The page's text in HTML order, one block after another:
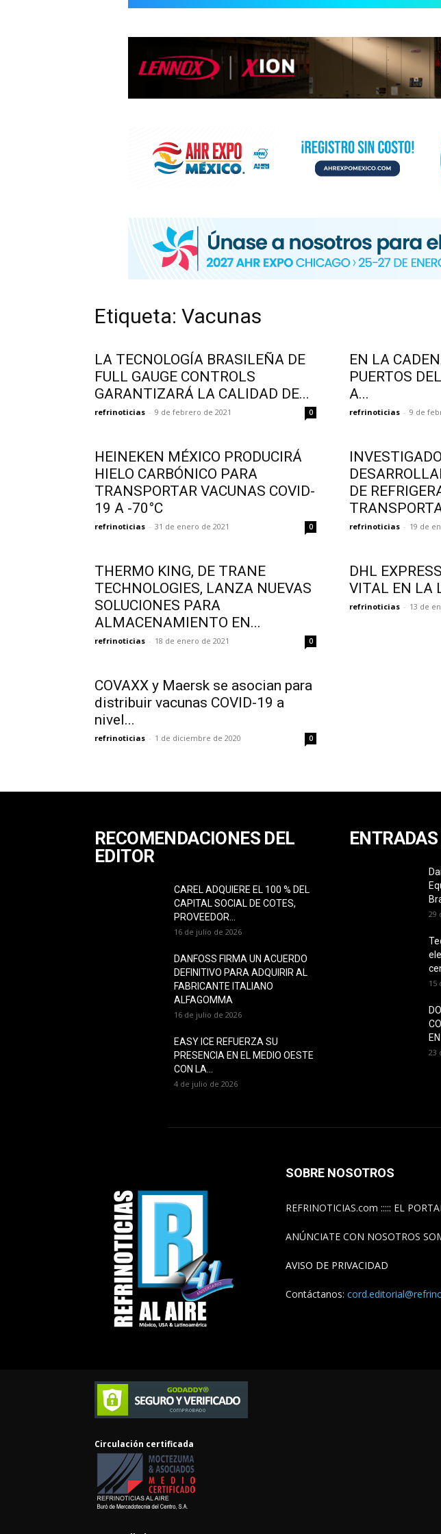
INFORMACIÓN
HVAC/R
DE
Etiqueta: Vacunas
LA TECNOLOGÍA BRASILEÑA DE
FULL GAUGE CONTROLS
GARANTIZARÁ LA CALIDAD DE...
refrinoticias - 9 de febrero de 2021 0
EN LA
PUERTOS
A...
refrinoticias - 9 de
HEINEKEN MÉXICO PRODUCIRÁ
HIELO CARBÓNICO PARA
TRANSPORTAR VACUNAS COVID-
19 A -70°C
refrinoticias - 31 de enero de 2021 0
DE
refrinoticias - 19 de
THERMO KING, DE TRANE
TECHNOLOGIES, LANZA NUEVAS
SOLUCIONES PARA
ALMACENAMIENTO EN...
refrinoticias - 18 de enero de 2021 0
DHL
VITAL EN LA
refrinoticias - 13 de
COVAXX y Maersk se asocian para
distribuir vacunas COVID-19 a
nivel...
refrinoticias - 1 de diciembre de 2020 0
RECOMENDACIONES DEL
EDITOR
CAREL ADQUIERE EL 100 % DEL
CAPITAL SOCIAL DE COTES,
PROVEEDOR...
16 de julio de 2026
DANFOSS FIRMA UN ACUERDO
DEFINITIVO PARA ADQUIRIR AL
FABRICANTE ITALIANO
ALFAGOMMA
16 de julio de 2026
EASY ICE REFUERZA SU
PRESENCIA EN EL MEDIO OESTE
CON LA...
4 de julio de 2026
29
15
23
SOBRE NOSOTROS
REFRINOTICIAS.com ::::: EL
ANÚNCIATE CON NOSOTROS
AVISO DE PRIVACIDAD
Contáctanos:
Circulación certificada